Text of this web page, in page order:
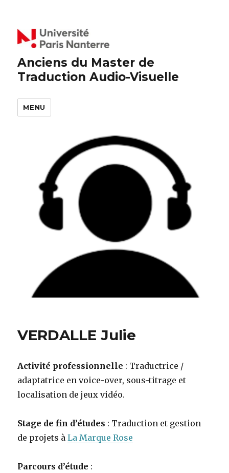
Anciens du Master de
Traduction Audio-Visuelle
MENU
VERDALLE Julie
Activité professionnelle : Traductrice /
adaptatrice en voice-over, sous-titrage et
localisation de jeux vidéo.
Stage de fin d’études : Traduction et gestion
de projets àLa Marque Rose
Parcours d’étude :